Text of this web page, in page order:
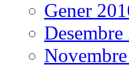
Gener
Desembre